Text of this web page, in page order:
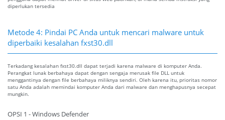
diperlukan tersedia
Metode 4: Pindai PC Anda untuk mencari malware untuk
diperbaiki kesalahan fxst30.dll
Terkadang kesalahan fxst30.dll dapat terjadi karena malware di komputer Anda.
Perangkat lunak berbahaya dapat dengan sengaja merusak file DLL untuk
menggantinya dengan file berbahaya miliknya sendiri. Oleh karena itu, prioritas nomor
satu Anda adalah memindai komputer Anda dari malware dan menghapusnya secepat
mungkin.
OPSI 1 - Windows Defender